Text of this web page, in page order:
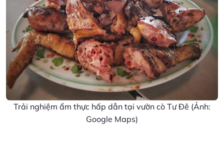
Trải nghiệm ẩm thực hấp dẫn tại vườn cò Tư Đê (Ảnh:
Google Maps)